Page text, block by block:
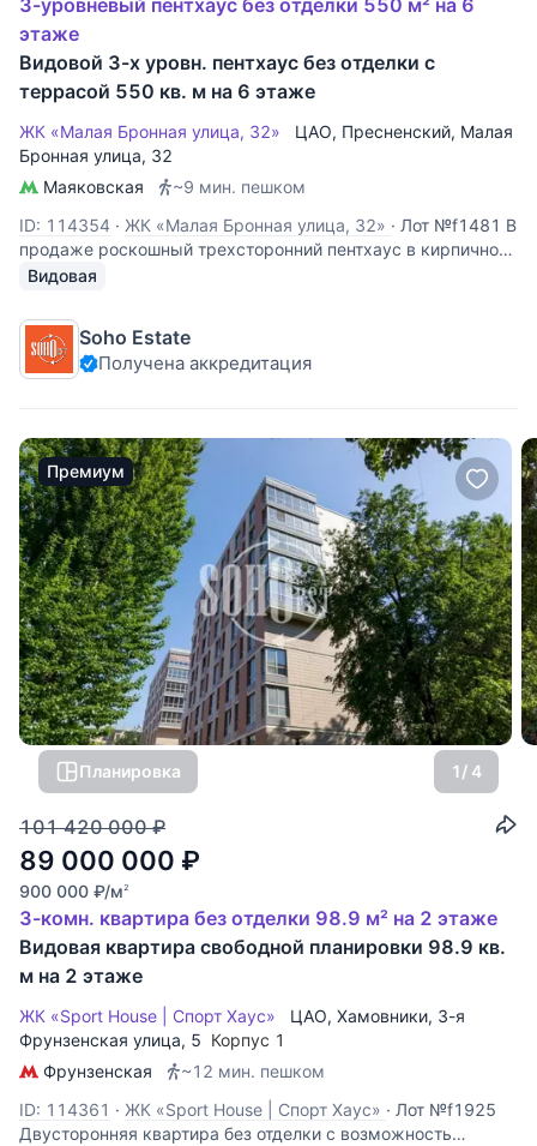
этаже
Видовой 3-х уровн. пентхаус без отделки с
террасой 550 кв. м на 6 этаже
ЖК «Малая Бронная улица, 32» ЦАО, Пресненский, Малая
Бронная улица, 32
Маяковская
~9 мин. пешком
ID: 114354 · ЖК «Малая Бронная улица, 32» · Лот №f1481 В
продаже роскошный трехсторонний пентхаус в кирпичном
доходном доме с башнями 1913 года постройки.
занимает 6-й, 7-й этажи дома, и мансардный этаж.
Площадь первого уровня составляет 247.3 кв
Видовая
Soho Estate
Получена аккредитация
Премиум
Планировка 1/ 4
101 420 000 ₽
89 000 000 ₽
900 000 ₽/м2
3-комн. квартира без отделки 98.9 м² на 2 этаже
Видовая квартира свободной планировки 98.9 кв.
м на 2 этаже
ЖК «Sport House | Спорт Хаус» ЦАО, Хамовники, 3-я
Фрунзенская улица, 5 Корпус 1
Фрунзенская
~12 мин. пешком
ID: 114361 · ЖК «Sport House | Спорт Хаус» · Лот №f1925
Двусторонняя квартира без отделки с возможность